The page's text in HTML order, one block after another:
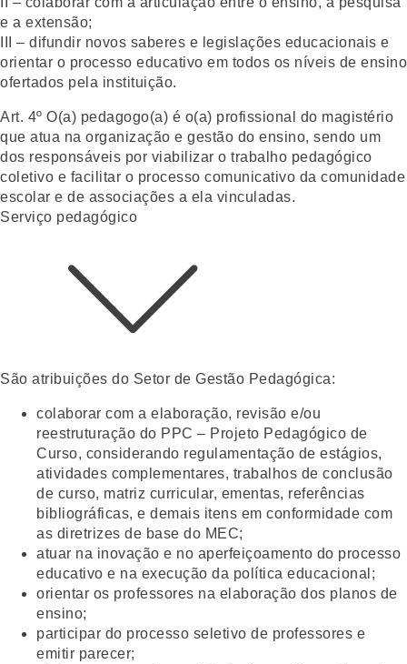
e a extensão;
III – difundir novos saberes e legislações educacionais e
orientar o processo educativo em todos os níveis de ensino
ofertados pela instituição.
Art. 4º O(a) pedagogo(a) é o(a) profissional do magistério
que atua na organização e gestão do ensino, sendo um
dos responsáveis por viabilizar o trabalho pedagógico
coletivo e facilitar o processo comunicativo da comunidade
escolar e de associações a ela vinculadas.
Serviço pedagógico​
São atribuições do Setor de Gestão Pedagógica:
colaborar com a elaboração, revisão e/ou
reestruturação do PPC – Projeto Pedagógico de
Curso, considerando regulamentação de estágios,
atividades complementares, trabalhos de conclusão
de curso, matriz curricular, ementas, referências
bibliográficas, e demais itens em conformidade com
as diretrizes de base do MEC;
atuar na inovação e no aperfeiçoamento do processo
educativo e na execução da política educacional;
orientar os professores na elaboração dos planos de
ensino;
participar do processo seletivo de professores e
emitir parecer;